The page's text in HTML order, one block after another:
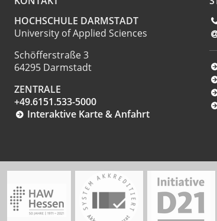
HOCHSCHULE DARMSTADT
University of Applied Sciences
Schöfferstraße 3
64295 Darmstadt
ZENTRALE
+49.6151.533-5000
Interaktive Karte & Anfahrt